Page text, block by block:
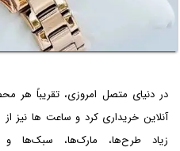
در دنیای متصل امروزی، تقریباً هر
آنلاین خریداری کرد و ساعت ها نیز
زیاد طرح‌ها، مارک‌ها، سبک‌ها و